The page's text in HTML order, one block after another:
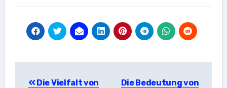
Die Vielfalt von
Die Bedeutung von